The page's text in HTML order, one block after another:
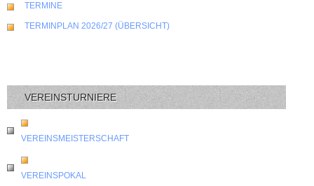
TERMINE
TERMINPLAN 2026/27 (ÜBERSICHT)
VEREINSTURNIERE
VEREINSMEISTERSCHAFT
VEREINSPOKAL